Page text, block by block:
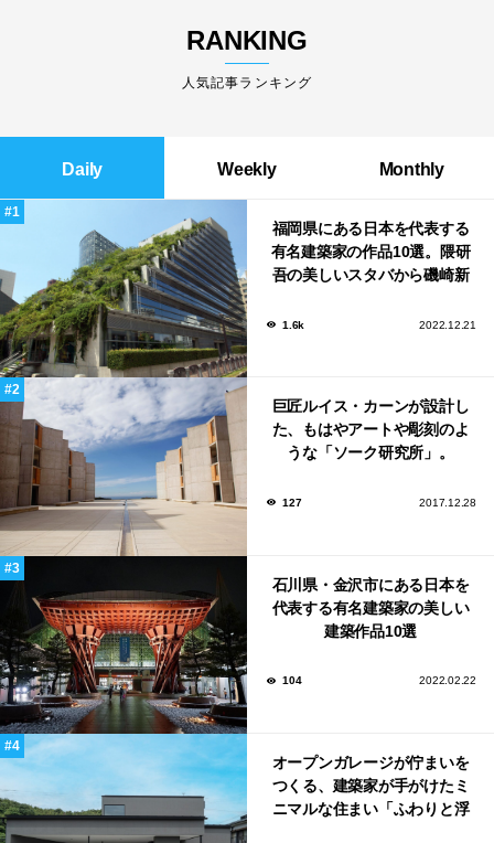
RANKING
人気記事ランキング
Daily Weekly Monthly
福岡県にある日本を代表する
有名建築家の作品10選。隈研
吾の美しいスタバから磯崎新
1.6k 2022.12.21
巨匠ルイス・カーンが設計し
た、もはやアートや彫刻のよ
うな「ソーク研究所」。
127 2017.12.28
石川県・金沢市にある日本を
代表する有名建築家の美しい
建築作品10選
104 2022.02.22
オープンガレージが佇まいを
つくる、建築家が手がけたミ
ニマルな住まい「ふわりと浮